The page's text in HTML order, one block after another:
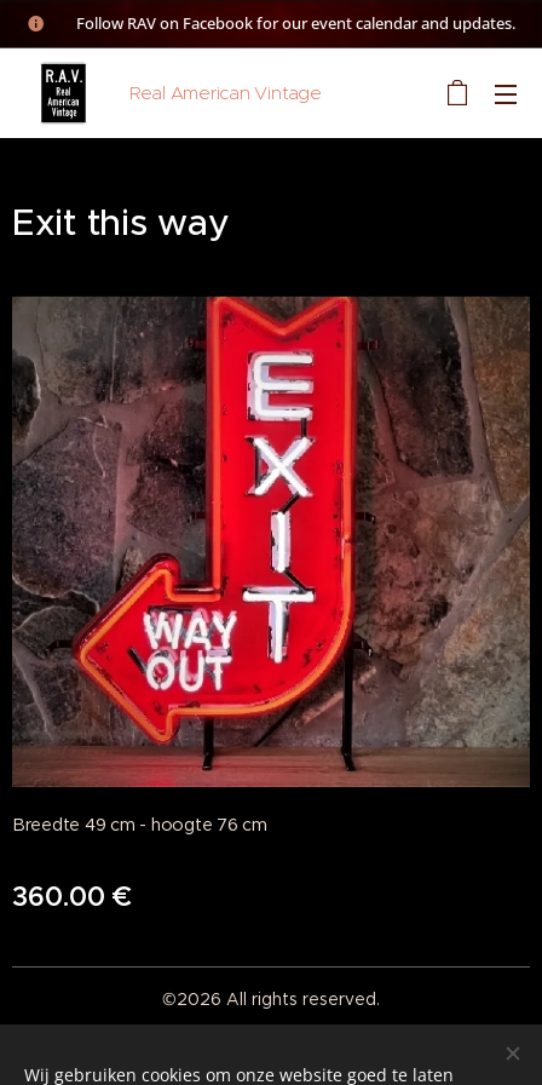
👉 Follow RAV on Facebook for our event calendar and updates.
Real American Vintage
Exit this way
Breedte 49 cm - hoogte 76 cm
360.00 €
©2026 All rights reserved.
Wij gebruiken cookies om onze website goed te laten